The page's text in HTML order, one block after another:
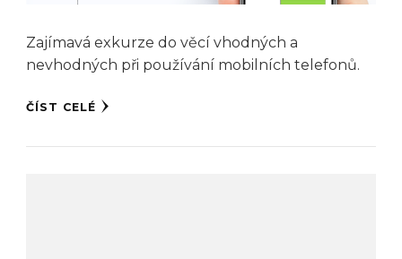
Zajímavá exkurze do věcí vhodných a
nevhodných při používání mobilních telefonů.
ČÍST CELÉ